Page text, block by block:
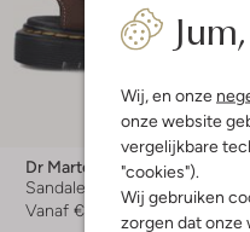
Wij, en onze
onze website
vergelijkbare
"cookies").
Wij gebruiken
zorgen dat onze
Dr Martens
Sandalen met hak
Vanaf € 69,99